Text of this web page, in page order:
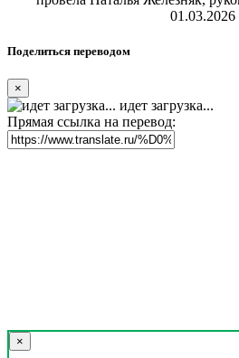
01.03.2026
Поделиться переводом
×
идет загрузка...
Прямая ссылка на перевод:
×